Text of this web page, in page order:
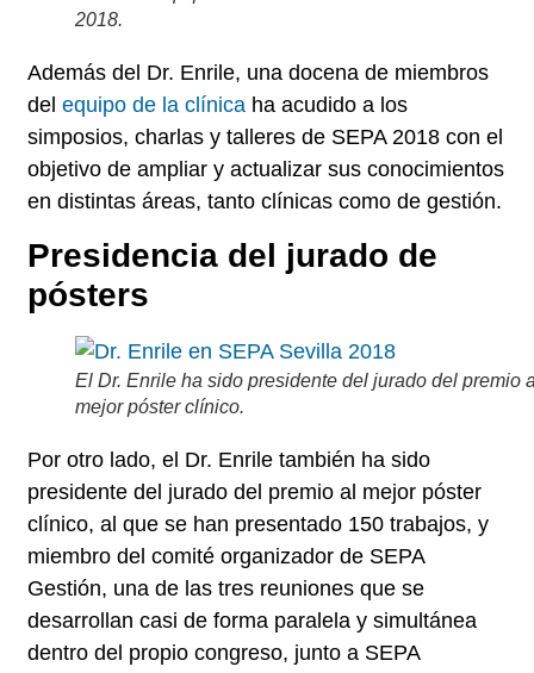
2018.
Además del Dr. Enrile, una docena de miembros
delequipo de la clínica ha acudido a los
simposios, charlas y talleres de SEPA 2018 con el
objetivo de ampliar y actualizar sus conocimientos
en distintas áreas, tanto clínicas como de gestión.
Presidencia del jurado de
pósters
El Dr. Enrile ha sido presidente del jurado del premio
mejor póster clínico.
Por otro lado, el Dr. Enrile también ha sido
presidente del jurado del premio al mejor póster
clínico, al que se han presentado 150 trabajos, y
miembro del comité organizador de SEPA
Gestión, una de las tres reuniones que se
desarrollan casi de forma paralela y simultánea
dentro del propio congreso, junto a SEPA